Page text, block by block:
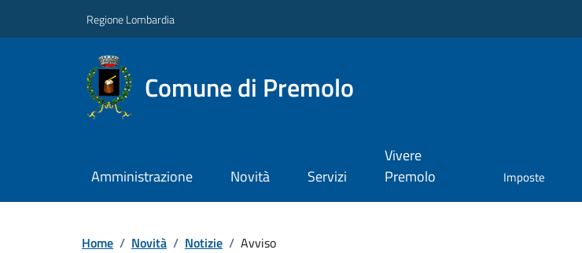
Regione Lombardia
Comune di Premolo
Amministrazione Novità Servizi
Vivere
Premolo
Imposte
Home / Novità / Notizie / Avviso